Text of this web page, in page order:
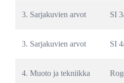
3. Sarjakuvien arvot SI
3. Sarjakuvien arvot SI
4. Muoto ja tekniikka